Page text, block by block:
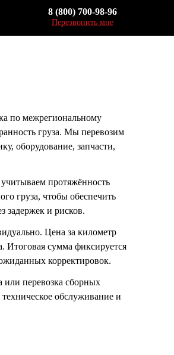
8 (800) 700-98-96
Перезвонить мне
по межрегиональному
груза. Мы перевозим
оборудование, запчасти,
протяжённость
груза, чтобы обеспечить
задержек и рисков.
Цена за километр
Итоговая сумма фиксируется
корректировок.
или перевозка сборных
обслуживание и